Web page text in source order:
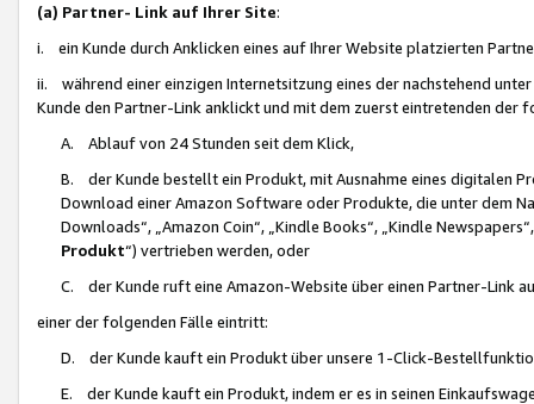
(a) Partner- Link auf Ihrer Site:
i. ein Kunde durch Anklicken eines auf Ihrer Website platzierten
ii. während einer einzigen Internetsitzung eines der nachstehend
Kunde den Partner-Link anklickt und mit dem zuerst eintretenden der
A. Ablauf von 24 Stunden seit dem Klick,
B. der Kunde bestellt ein Produkt, mit Ausnahme eines digitalen
Download einer Amazon Software oder Produkte, die unter dem
Downloads“, „Amazon Coin“, „Kindle Books“, „Kindle
Produkt“) vertrieben werden, oder
C. der Kunde ruft eine Amazon-Website über einen Partner-Link
einer der folgenden Fälle eintritt:
D. der Kunde kauft ein Produkt über unsere 1-Click-
E. der Kunde kauft ein Produkt, indem er es in seinen